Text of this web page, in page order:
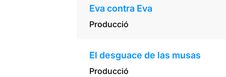
Eva contra Eva
Producció
El desguace de las musas
Producció